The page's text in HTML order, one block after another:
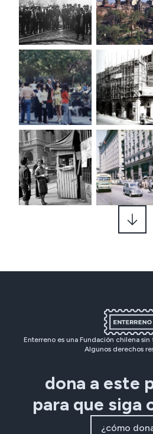
Enterreno es una Fundación chilena
Algunos derechos
dona a este
para que siga
¿cómo